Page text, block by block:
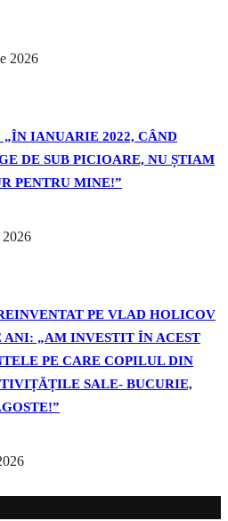
2026
IANUARIE 2022, CÂND
DE SUB PICIOARE, NU ȘTIAM
PENTRU MINE!”
2026
PE VLAD HOLICOV
ANI: „AM INVESTIT ÎN ACEST
PE CARE COPILUL DIN
SALE- BUCURIE,